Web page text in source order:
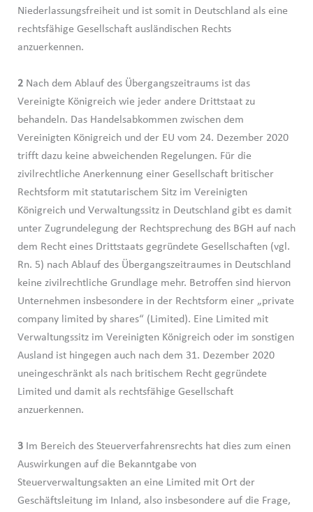
Niederlassungsfreiheit und ist somit in Deutschland als eine
rechtsfähige Gesellschaft ausländischen Rechts
anzuerkennen.
2Nach dem Ablauf des Übergangszeitraums ist das
Vereinigte Königreich wie jeder andere Drittstaat zu
behandeln. Das Handelsabkommen zwischen dem
Vereinigten Königreich und der EU vom 24. Dezember 2020
trifft dazu keine abweichenden Regelungen. Für die
zivilrechtliche Anerkennung einer Gesellschaft britischer
Rechtsform mit statutarischem Sitz im Vereinigten
Königreich und Verwaltungssitz in Deutschland gibt es damit
unter Zugrundelegung der Rechtsprechung des BGH auf nach
dem Recht eines Drittstaats gegründete Gesellschaften (vgl.
Rn. 5) nach Ablauf des Übergangszeitraumes in Deutschland
keine zivilrechtliche Grundlage mehr. Betroffen sind hiervon
Unternehmen insbesondere in der Rechtsform einer „private
company limited by shares“ (Limited). Eine Limited mit
Verwaltungssitz im Vereinigten Königreich oder im sonstigen
Ausland ist hingegen auch nach dem 31. Dezember 2020
uneingeschränkt als nach britischem Recht gegründete
Limited und damit als rechtsfähige Gesellschaft
anzuerkennen.
3Im Bereich des Steuerverfahrensrechts hat dies zum einen
Auswirkungen auf die Bekanntgabe von
Steuerverwaltungsakten an eine Limited mit Ort der
Geschäftsleitung im Inland, also insbesondere auf die Frage,